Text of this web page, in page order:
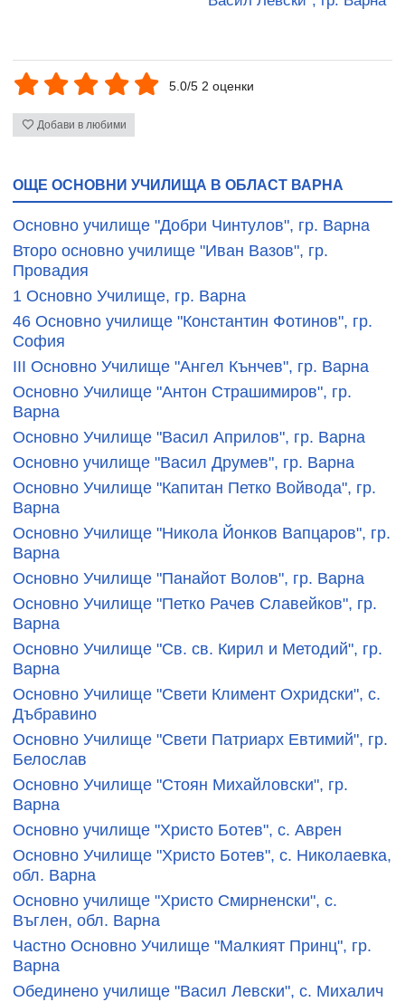
5.0/5 2 оценки
Добави в любими
ОЩЕ ОСНОВНИ УЧИЛИЩА В ОБЛАСТ ВАРНА
Основно училище "Добри Чинтулов", гр. Варна
Второ основно училище "Иван Вазов", гр.
Провадия
1 Основно Училище, гр. Варна
46 Основно училище "Константин Фотинов", гр.
София
III Основно Училище "Ангел Кънчев", гр. Варна
Основно Училище "Антон Страшимиров", гр.
Варна
Основно Училище "Васил Априлов", гр. Варна
Основно училище "Васил Друмев", гр. Варна
Основно Училище "Капитан Петко Войвода", гр.
Варна
Основно Училище "Никола Йонков Вапцаров", гр.
Варна
Основно Училище "Панайот Волов", гр. Варна
Основно Училище "Петко Рачев Славейков", гр.
Варна
Основно Училище "Св. св. Кирил и Методий", гр.
Варна
Основно Училище "Свети Климент Охридски", с.
Дъбравино
Основно Училище "Свети Патриарх Евтимий", гр.
Белослав
Основно Училище "Стоян Михайловски", гр.
Варна
Основно училище "Христо Ботев", с. Аврен
Основно Училище "Христо Ботев", с. Николаевка,
обл. Варна
Основно училище "Христо Смирненски", с.
Въглен, обл. Варна
Частно Основно Училище "Малкият Принц", гр.
Варна
Обединено училище "Васил Левски", с. Михалич